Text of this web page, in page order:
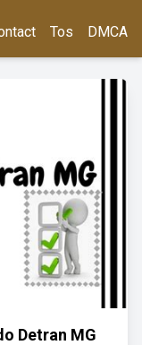
Tos DMCA
Detran MG